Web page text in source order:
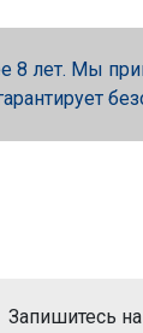
лет. Мы
Запишитесь